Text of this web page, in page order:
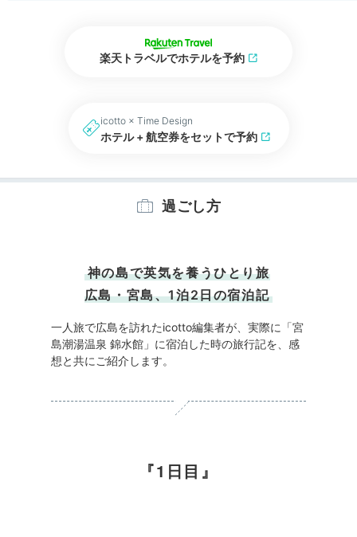
楽天トラベルでホテルを予約
icotto × Time Design
ホテル + 航空券をセットで予約
過ごし方
神の島で英気を養うひとり旅
広島・宮島、1泊2日の宿泊記
一人旅で広島を訪れたicotto編集者が、実際に「宮
島潮湯温泉 錦水館」に宿泊した時の旅行記を、感
想と共にご紹介します。
1日目